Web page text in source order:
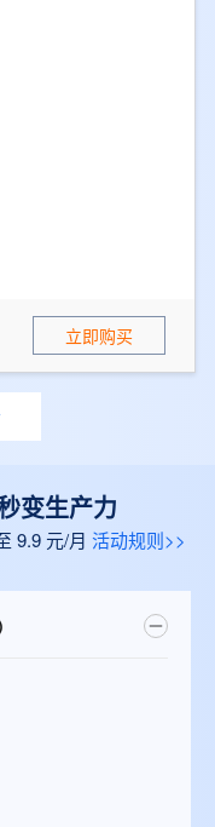
立即购买
变生产力
9.9 元/月 活动规则>>